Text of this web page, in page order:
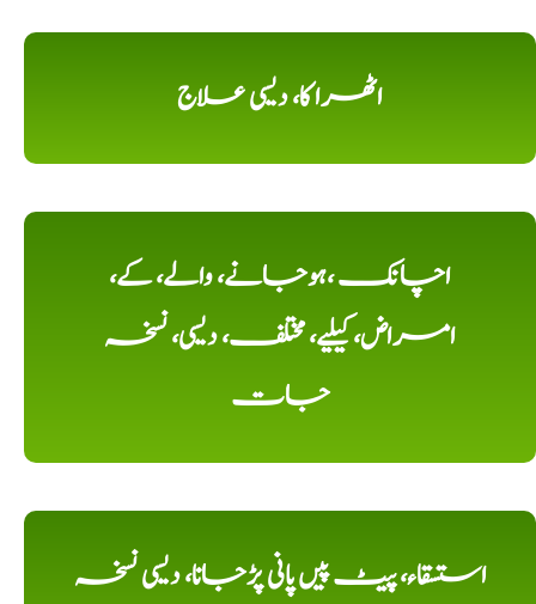
اٹھرا کا، دیسی علاج
اچانک ،ہوجانے، والے، کے،
امراض، کیلیے، مختلف، دیسی، نسخہ
جات
استسقاء، پیٹ پیں پانی پڑجانا، دیسی نسخہ